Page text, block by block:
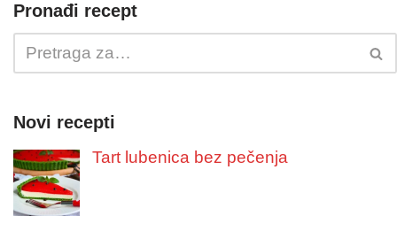
Pronađi recept
Novi recepti
Tart lubenica bez pečenja